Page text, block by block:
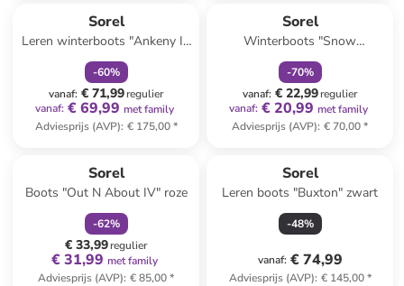
Sorel
Leren winterboots "Ankeny II"
bruin
-60%
vanaf: € 71,99regulier
vanaf: € 69,99 met family
Adviesprijs (AVP): € 175,00*
Sorel
Winterboots "Snow
Commander" paars/zwart
-70%
vanaf: € 22,99regulier
vanaf: € 20,99 met family
Adviesprijs (AVP): € 70,00*
Sorel
Boots "Out N About IV" roze
-62%
€ 33,99regulier
€ 31,99 met family
Adviesprijs (AVP): € 85,00*
Sorel
Leren boots "Buxton" zwart
-48%
vanaf: € 74,99
Adviesprijs (AVP): € 145,00*